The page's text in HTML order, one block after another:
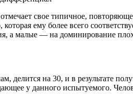
свое типичное,
ему более всего
а малые — на доминирование
на 30, и в результате
у данного испытуемого.